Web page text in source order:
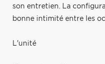
son entretien. La
bonne intimité entre les
L'unité